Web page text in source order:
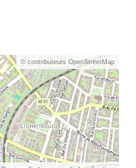
© contributeurs OpenStreetMap